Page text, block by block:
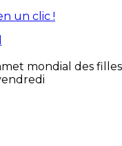
mondial des filles